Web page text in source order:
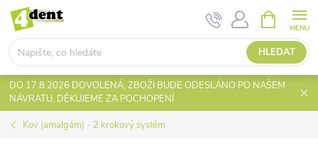
Přejít
obsah
HLEDAT
NÁKUPNÍ
KOŠÍK
DO 17.8.2026 DOVOLENÁ, ZBOŽÍ BUDE ODESLÁNO PO NAŠEM
NÁVRATU, DĚKUJEME ZA POCHOPENÍ
Kov (amalgám) - 2 krokový systém